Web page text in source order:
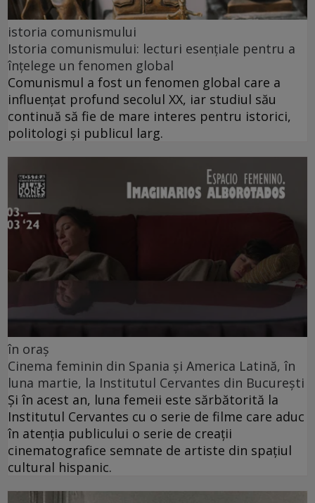
istoria comunismului
Istoria comunismului: lecturi esențiale pentru a
înțelege un fenomen global
Comunismul a fost un fenomen global care a
influențat profund secolul XX, iar studiul său
continuă să fie de mare interes pentru istorici,
politologi și publicul larg.
în oraș
Cinema feminin din Spania și America Latină, în
luna martie, la Institutul Cervantes din București
Și în acest an, luna femeii este sărbătorită la
Institutul Cervantes cu o serie de filme care aduc
în atenția publicului o serie de creații
cinematografice semnate de artiste din spațiul
cultural hispanic.